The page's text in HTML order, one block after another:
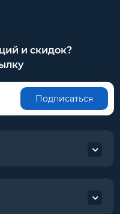
и скидок?
Подписаться